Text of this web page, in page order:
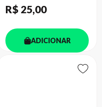
R$ 25,00
ADICIONAR